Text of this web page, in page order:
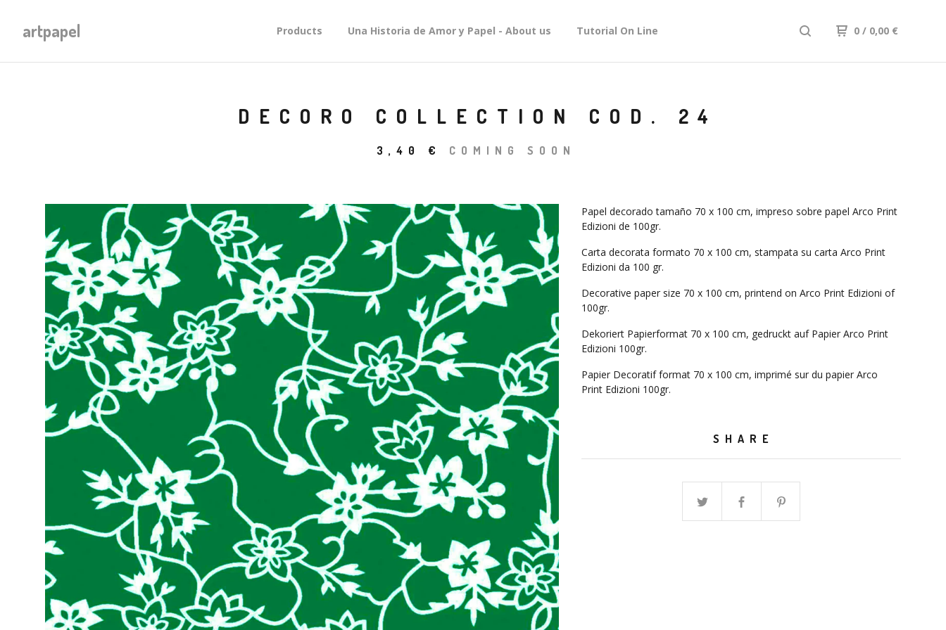
artpapel Products Una Historia de Amor y Papel - About us Tutorial On Line 0 / 0,00 €
DECORO COLLECTION COD. 24
3,40 € COMING SOON
Papel decorado tamaño 70 x 100 cm, impreso sobre papel Arco Print
Edizioni de 100gr.
Carta decorata formato 70 x 100 cm, stampata su carta Arco Print
Edizioni da 100 gr.
Decorative paper size 70 x 100 cm, printend on Arco Print Edizioni of
100gr.
Dekoriert Papierformat 70 x 100 cm, gedruckt auf Papier Arco Print
Edizioni 100gr.
Papier Decoratif format 70 x 100 cm, imprimé sur du papier Arco
Print Edizioni 100gr.
SHARE